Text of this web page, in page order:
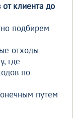
клиента до
подбирем
отходы
где
по
путем